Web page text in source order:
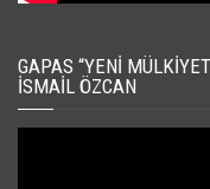
GAPAS “YENI
İSMAIL ÖZCAN